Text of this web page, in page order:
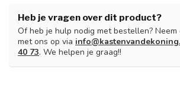
Heb je vragen over dit product?
Of heb je hulp nodig met bestellen?
met ons op via
40 73. We helpen je graag!!